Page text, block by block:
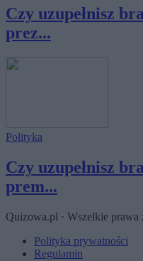
Czy uzupełnisz
prez...
Polityka
Czy uzupełnisz
prem...
Quizowa.pl · Wszelkie prawa
Polityka prywatności
Regulamin